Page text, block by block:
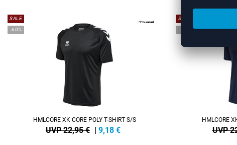
SALE
-60%
HMLCORE XK CORE POLY T-SHIRT S/S
UVP 22,95 € | 9,18 €
SALE
-55%
HMLCORE
UVP